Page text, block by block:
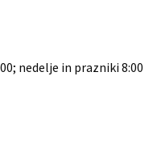
nedelje in prazniki 8:00